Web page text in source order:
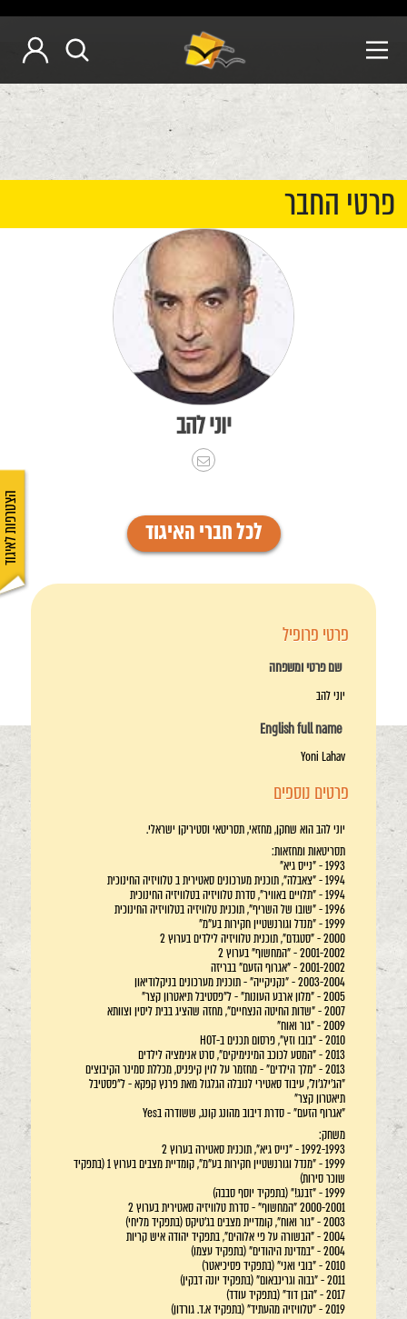
הצטרפות לאיגוד
פרטי החבר
יוני להב
לכל חברי האיגוד
פרטי פרופיל
שם פרטי ומשפחה
יוני להב
English full name
Yoni Lahav
פרטים נוספים
יוני להב הוא שחקן, מחזאי, תסריטאי וסטיריקן ישראלי.
תסריטאות ומחזאות:
1993 - "נייס גיא"
1994 - "צאבלה", תוכנית מערכונים סאטירית ב טלוויזיה החינוכית
1994 - "תלויים באוויר", סדרת טלוויזיה בטלוויזיה החינוכית
1996 - "שובו של השריף", תוכנית טלוויזיה בטלוויזיה החינוכית
1999 - "מנדל וגורנשטיין חקירות בע"מ"
2000 - "סטגדם", תוכנית טלוויזיה לילדים בערוץ 2
2001-2002 - "המחשוף" בערוץ 2
2001-2002 - "אגרוף הזעם" בבריזה
2003-2004 - "נקניקייה" - תוכנית מערכונים בניקלודיאון
2005 - "מלון ארבע העונות" - ל"פסטיבל תיאטרון קצר"
2007 - "שדות החיטה הנצחיים", מחזה שהציג בבית ליסין וצוותא
2009 - "גור ואוח"
2010 - "בובו וזץ", פרסום תכנים ב-HOT
2013 - "המסע לכוכב המינימיקים", סרט אנימציה לילדים
2013 - "מלך הילדים" - מחזמר על לוין קיפניס, מכללת סמינר הקיבוצים
"הג'ילג'ול', עיבוד סאטירי לנובלה הגלגול מאת פרנץ קפקא - ל"פסטיבל
תיאטרון קצר"
"אגרוף הזעם" - סדרת דיבוב מהונג קונג, ששודרה בYes
משחק:
1992-1993 - "נייס גיא", תוכנית סאטירה בערוץ 2
1999 - "מנדל וגורנשטיין חקירות בע"מ", קומדיית מצבים בערוץ 1 (בתפקיד
שוכר סירות)
1999 - "זבנג!" (בתפקיד יוסף סבבה)
2000-2001 "המחשוף" - סדרת טלוויזיה סאטירית בערוץ 2
2003 - "גור ואוח", קומדיית מצבים בג'טיקס (בתפקיד מליחי)
2004 - "הבשורה על פי אלוהים", בתפקיד יהודה איש קריות
2004 - "במדינת היהודים" (בתפקיד עצמו)
2010 - "בובי ואני" (בתפקיד פסיכיאטר)
2011 - "גבוה וגרינבאום" (בתפקיד יונה דבקין)
2017 - "הבן דוד" (בתפקיד עודד)
2019 - "טלוויזיה מהעתיד" (בתפקיד א.ד. גורדון)